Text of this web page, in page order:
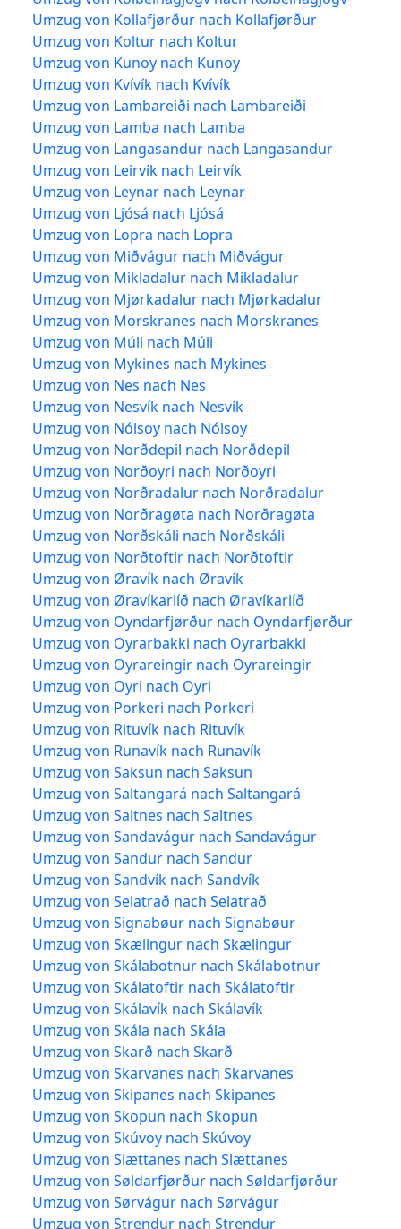
Umzug von Kollafjørður nach Kollafjørður
Umzug von Koltur nach Koltur
Umzug von Kunoy nach Kunoy
Umzug von Kvívík nach Kvívík
Umzug von Lambareiði nach Lambareiði
Umzug von Lamba nach Lamba
Umzug von Langasandur nach Langasandur
Umzug von Leirvík nach Leirvík
Umzug von Leynar nach Leynar
Umzug von Ljósá nach Ljósá
Umzug von Lopra nach Lopra
Umzug von Miðvágur nach Miðvágur
Umzug von Mikladalur nach Mikladalur
Umzug von Mjørkadalur nach Mjørkadalur
Umzug von Morskranes nach Morskranes
Umzug von Múli nach Múli
Umzug von Mykines nach Mykines
Umzug von Nes nach Nes
Umzug von Nesvík nach Nesvík
Umzug von Nólsoy nach Nólsoy
Umzug von Norðdepil nach Norðdepil
Umzug von Norðoyri nach Norðoyri
Umzug von Norðradalur nach Norðradalur
Umzug von Norðragøta nach Norðragøta
Umzug von Norðskáli nach Norðskáli
Umzug von Norðtoftir nach Norðtoftir
Umzug von Øravík nach Øravík
Umzug von Øravíkarlíð nach Øravíkarlíð
Umzug von Oyndarfjørður nach Oyndarfjørður
Umzug von Oyrarbakki nach Oyrarbakki
Umzug von Oyrareingir nach Oyrareingir
Umzug von Oyri nach Oyri
Umzug von Porkeri nach Porkeri
Umzug von Rituvík nach Rituvík
Umzug von Runavík nach Runavík
Umzug von Saksun nach Saksun
Umzug von Saltangará nach Saltangará
Umzug von Saltnes nach Saltnes
Umzug von Sandavágur nach Sandavágur
Umzug von Sandur nach Sandur
Umzug von Sandvík nach Sandvík
Umzug von Selatrað nach Selatrað
Umzug von Signabøur nach Signabøur
Umzug von Skælingur nach Skælingur
Umzug von Skálabotnur nach Skálabotnur
Umzug von Skálatoftir nach Skálatoftir
Umzug von Skálavík nach Skálavík
Umzug von Skála nach Skála
Umzug von Skarð nach Skarð
Umzug von Skarvanes nach Skarvanes
Umzug von Skipanes nach Skipanes
Umzug von Skopun nach Skopun
Umzug von Skúvoy nach Skúvoy
Umzug von Slættanes nach Slættanes
Umzug von Søldarfjørður nach Søldarfjørður
Umzug von Sørvágur nach Sørvágur
Umzug von Strendur nach Strendur